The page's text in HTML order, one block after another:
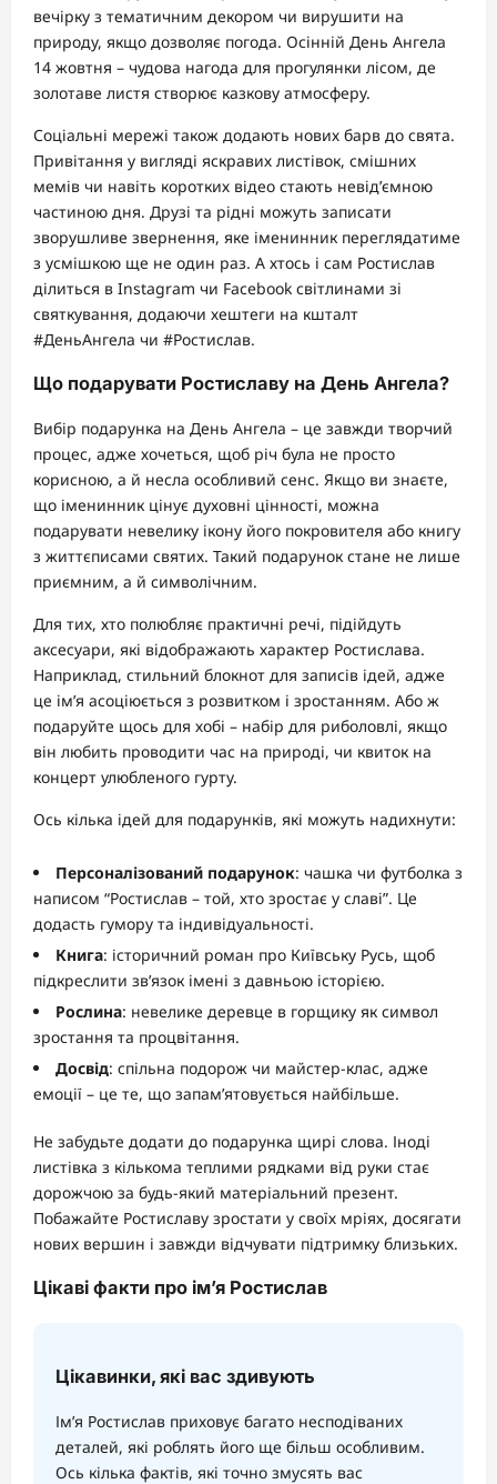
вечірку з тематичним декором чи вирушити на
природу, якщо дозволяє погода. Осінній День Ангела
14 жовтня – чудова нагода для прогулянки лісом, де
золотаве листя створює казкову атмосферу.
Соціальні мережі також додають нових барв до свята.
Привітання у вигляді яскравих листівок, смішних
мемів чи навіть коротких відео стають невід’ємною
частиною дня. Друзі та рідні можуть записати
зворушливе звернення, яке іменинник переглядатиме
з усмішкою ще не один раз. А хтось і сам Ростислав
ділиться в Instagram чи Facebook світлинами зі
святкування, додаючи хештеги на кшталт
#ДеньАнгела чи #Ростислав.
Що подарувати Ростиславу на День Ангела?
Вибір подарунка на День Ангела – це завжди творчий
процес, адже хочеться, щоб річ була не просто
корисною, а й несла особливий сенс. Якщо ви знаєте,
що іменинник цінує духовні цінності, можна
подарувати невелику ікону його покровителя або книгу
з життєписами святих. Такий подарунок стане не лише
приємним, а й символічним.
Для тих, хто полюбляє практичні речі, підійдуть
аксесуари, які відображають характер Ростислава.
Наприклад, стильний блокнот для записів ідей, адже
це ім’я асоціюється з розвитком і зростанням. Або ж
подаруйте щось для хобі – набір для риболовлі, якщо
він любить проводити час на природі, чи квиток на
концерт улюбленого гурту.
Ось кілька ідей для подарунків, які можуть надихнути:
Персоналізований подарунок: чашка чи футболка з
написом “Ростислав – той, хто зростає у славі”. Це
додасть гумору та індивідуальності.
Книга: історичний роман про Київську Русь, щоб
підкреслити зв’язок імені з давньою історією.
Рослина: невелике деревце в горщику як символ
зростання та процвітання.
Досвід: спільна подорож чи майстер-клас, адже
емоції – це те, що запам’ятовується найбільше.
Не забудьте додати до подарунка щирі слова. Іноді
листівка з кількома теплими рядками від руки стає
дорожчою за будь-який матеріальний презент.
Побажайте Ростиславу зростати у своїх мріях, досягати
нових вершин і завжди відчувати підтримку близьких.
Цікаві факти про ім’я Ростислав
Цікавинки, які вас здивують
Ім’я Ростислав приховує багато несподіваних
деталей, які роблять його ще більш особливим.
Ось кілька фактів, які точно змусять вас